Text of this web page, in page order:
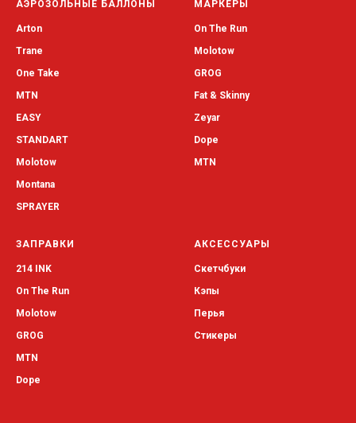
АЭРОЗОЛЬНЫЕ БАЛЛОНЫ
Arton
Trane
One Take
MTN
EASY
STANDART
Molotow
Montana
SPRAYER
МАРКЕРЫ
On The Run
Molotow
GROG
Fat & Skinny
Zeyar
Dope
MTN
ЗАПРАВКИ
214 INK
On The Run
Molotow
GROG
MTN
Dope
АКСЕССУАРЫ
Скетчбуки
Кэпы
Перья
Стикеры